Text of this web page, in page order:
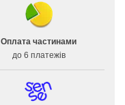
Оплата частинами
до 6 платежів